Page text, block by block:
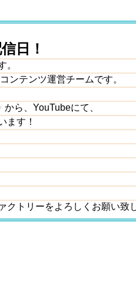
日！
。
ンテンツ運営チームです。
ら、YouTubeにて、
ます！
クトリーをよろしくお願い致